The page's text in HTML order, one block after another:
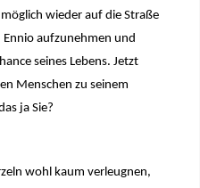
wieder auf die Straße
aufzunehmen und
seines Lebens. Jetzt
Menschen zu seinem
ja Sie?
wohl kaum verleugnen,